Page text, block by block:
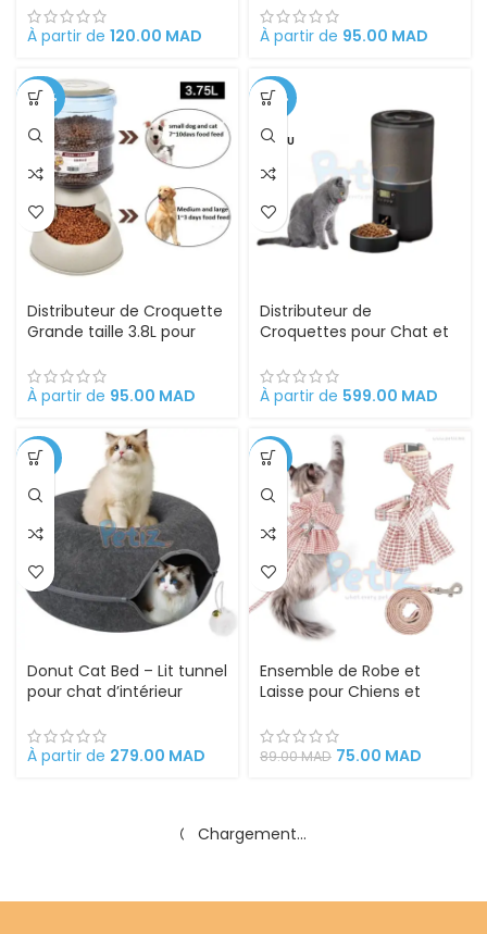
Prolonge l’efficacité
parfumer 20 kg de litière
À partir de 120.00 MAD À partir de 95.00 MAD
-44%
Distributeur de Croquette
Grande taille 3.8L pour
À partir de 95.00 MAD
-40%
VENDU
Distributeur de
Croquettes pour Chat et
Minuterie Programmable
4L
À partir de 599.00 MAD
-30%
Donut Cat Bed – Lit tunnel
pour chat d’intérieur
À partir de 279.00 MAD
-16%
Ensemble de Robe et
Laisse pour Chiens et
89.00MAD 75.00 MAD